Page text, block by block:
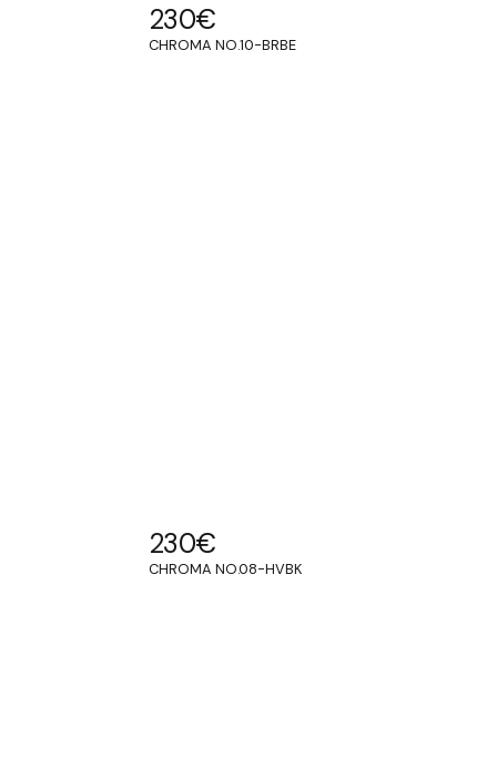
230€
CHROMA NO.10-BRBE
230€
CHROMA NO.08-HVBK